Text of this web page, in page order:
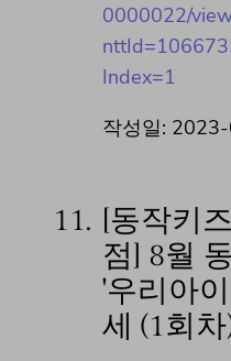
0000022/
Index=1
작성일:
11.
[동작키
점] 8월
'우리아
세 (1회차